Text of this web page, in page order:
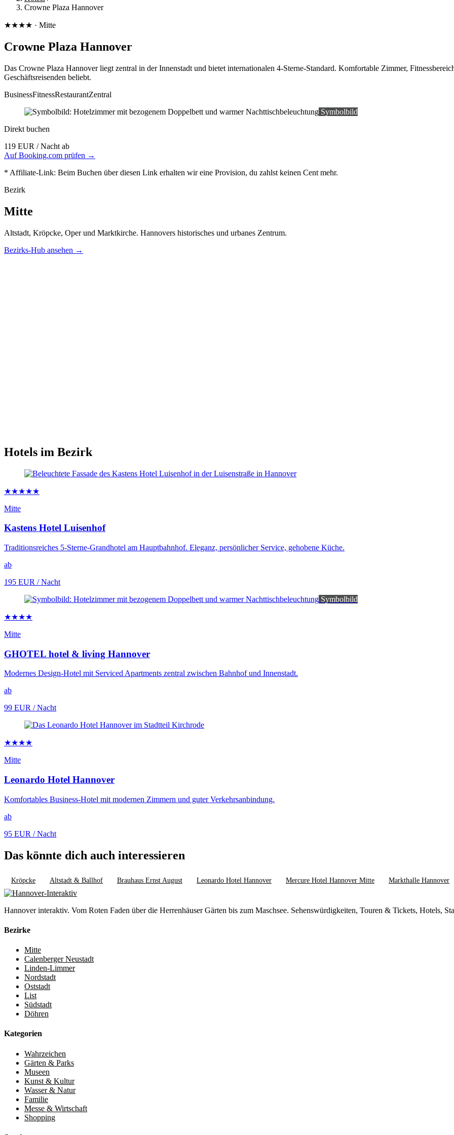
Crowne Plaza Hannover
★★★★ · Mitte
Crowne Plaza Hannover
Das Crowne Plaza Hannover liegt zentral in der Innenstadt und bietet internationalen 4-Sterne-Standard. Komfortable Zimmer,
Geschäftsreisenden beliebt.
BusinessFitnessRestaurantZentral
Symbolbild
Direkt buchen
119 EUR / Nacht ab
Auf Booking.com prüfen →
* Affiliate-Link: Beim Buchen über diesen Link erhalten wir eine Provision, du zahlst keinen Cent mehr.
Bezirk
Mitte
Altstadt, Kröpcke, Oper und Marktkirche. Hannovers historisches und urbanes Zentrum.
Bezirks-Hub ansehen →
Hotels im Bezirk
★★★★★
Mitte
Kastens Hotel Luisenhof
Traditionsreiches 5-Sterne-Grandhotel am Hauptbahnhof. Eleganz, persönlicher Service, gehobene Küche.
ab
195 EUR / Nacht
Symbolbild
★★★★
Mitte
GHOTEL hotel & living Hannover
Modernes Design-Hotel mit Serviced Apartments zentral zwischen Bahnhof und Innenstadt.
ab
99 EUR / Nacht
★★★★
Mitte
Leonardo Hotel Hannover
Komfortables Business-Hotel mit modernen Zimmern und guter Verkehrsanbindung.
ab
95 EUR / Nacht
Das könnte dich auch interessieren
Kröpcke Altstadt & Ballhof Brauhaus Ernst August Leonardo Hotel Hannover Mercure Hotel Hannover Mitte Markthalle Hannover
Hannover interaktiv. Vom Roten Faden über die Herrenhäuser Gärten bis zum Maschsee. Sehenswürdigkeiten, Touren & Tickets, Hotels,
Bezirke
Mitte
Calenberger Neustadt
Linden-Limmer
Nordstadt
Oststadt
List
Südstadt
Döhren
Kategorien
Wahrzeichen
Gärten & Parks
Museen
Kunst & Kultur
Wasser & Natur
Familie
Messe & Wirtschaft
Shopping